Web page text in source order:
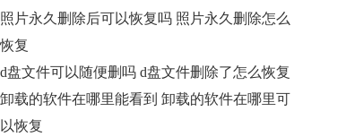
照片永久删除后可以恢复吗 照片永久删除怎么
恢复
d盘文件可以随便删吗 d盘文件删除了怎么恢复
卸载的软件在哪里能看到 卸载的软件在哪里可
以恢复